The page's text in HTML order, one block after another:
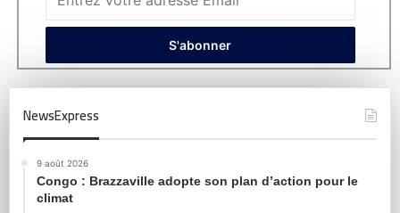
NewsExpress
9 août 2026
Congo : Brazzaville adopte son plan d’action pour le
climat